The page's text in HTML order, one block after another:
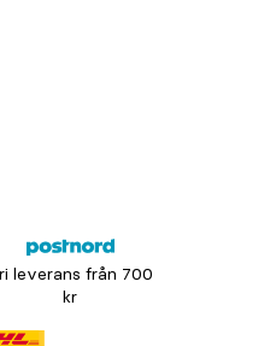
leverans från 700
kr